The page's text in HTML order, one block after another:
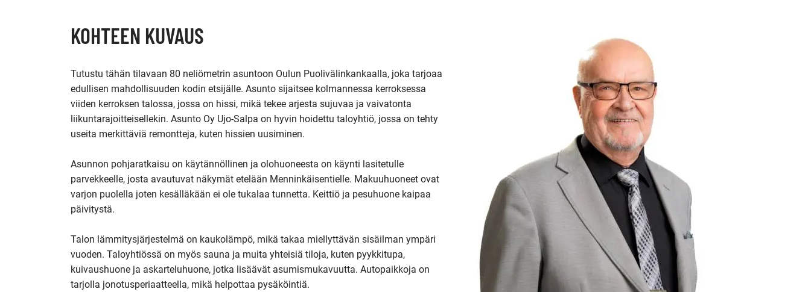
KOHTEEN KUVAUS
Tutustu tähän tilavaan 80 neliömetrin asuntoon Oulun Puolivälinkankaalla, joka tarjoaa
edullisen mahdollisuuden kodin etsijälle. Asunto sijaitsee kolmannessa kerroksessa
viiden kerroksen talossa, jossa on hissi, mikä tekee arjesta sujuvaa ja vaivatonta
liikuntarajoitteisellekin. Asunto Oy Ujo-Salpa on hyvin hoidettu taloyhtiö, jossa on tehty
useita merkittäviä remontteja, kuten hissien uusiminen.
Asunnon pohjaratkaisu on käytännöllinen ja olohuoneesta on käynti lasitetulle
parvekkeelle, josta avautuvat näkymät etelään Menninkäisentielle. Makuuhuoneet ovat
varjon puolella joten kesälläkään ei ole tukalaa tunnetta. Keittiö ja pesuhuone kaipaa
päivitystä.
Talon lämmitysjärjestelmä on kaukolämpö, mikä takaa miellyttävän sisäilman ympäri
vuoden. Taloyhtiössä on myös sauna ja muita yhteisiä tiloja, kuten pyykkitupa,
kuivaushuone ja askarteluhuone, jotka lisäävät asumismukavuutta. Autopaikkoja on
tarjolla jonotusperiaatteella, mikä helpottaa pysäköintiä.